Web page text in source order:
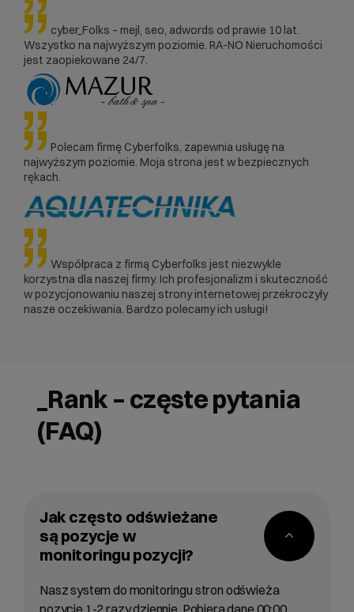
cyber_Folks – mejl, seo, adwords od prawie 10 lat.
Wszystko na najwyższym poziomie. RA-NO Nieruchomości
jest zaopiekowane 24/7.
Polecam firmę Cyberfolks, zapewnia usługę na
najwyższym poziomie. Moja strona jest w bezpiecznych
rękach.
Współpraca z firmą Cyberfolks jest niezwykle
korzystna dla naszej firmy. Ich profesjonalizm i skuteczność
w pozycjonowaniu naszej strony internetowej przekroczyły
nasze oczekiwania. Bardzo polecamy ich usługi!
_Rank – częste pytania
(FAQ)
Jak często odświeżane
są pozycje w
monitoringu pozycji?
Nasz system do monitoringu stron odświeża